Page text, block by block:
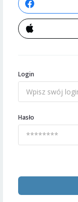
Login
Hasło